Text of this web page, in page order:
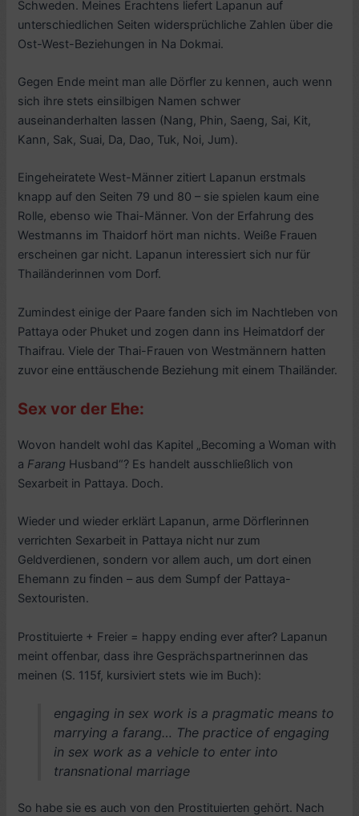
Schweden. Meines Erachtens liefert Lapanun auf
unterschiedlichen Seiten widersprüchliche Zahlen über die
Ost-West-Beziehungen in Na Dokmai.
Gegen Ende meint man alle Dörfler zu kennen, auch wenn
sich ihre stets einsilbigen Namen schwer
auseinanderhalten lassen (Nang, Phin, Saeng, Sai, Kit,
Kann, Sak, Suai, Da, Dao, Tuk, Noi, Jum).
Eingeheiratete West-Männer zitiert Lapanun erstmals
knapp auf den Seiten 79 und 80 – sie spielen kaum eine
Rolle, ebenso wie Thai-Männer. Von der Erfahrung des
Westmanns im Thaidorf hört man nichts. Weiße Frauen
erscheinen gar nicht. Lapanun interessiert sich nur für
Thailänderinnen vom Dorf.
Zumindest einige der Paare fanden sich im Nachtleben von
Pattaya oder Phuket und zogen dann ins Heimatdorf der
Thaifrau. Viele der Thai-Frauen von Westmännern hatten
zuvor eine enttäuschende Beziehung mit einem Thailänder.
Sex vor der Ehe:
Wovon handelt wohl das Kapitel „Becoming a Woman with
a Farang Husband“? Es handelt ausschließlich von
Sexarbeit in Pattaya. Doch.
Wieder und wieder erklärt Lapanun, arme Dörflerinnen
verrichten Sexarbeit in Pattaya nicht nur zum
Geldverdienen, sondern vor allem auch, um dort einen
Ehemann zu finden – aus dem Sumpf der Pattaya-
Sextouristen.
Prostituierte + Freier = happy ending ever after? Lapanun
meint offenbar, dass ihre Gesprächspartnerinnen das
meinen (S. 115f, kursiviert stets wie im Buch):
engaging in sex work is a pragmatic means to
marrying a farang… The practice of engaging
in sex work as a vehicle to enter into
transnational marriage
So habe sie es auch von den Prostituierten gehört. Nach